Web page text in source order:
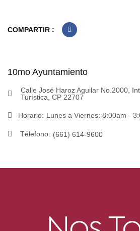
COMPARTIR :
10mo Ayuntamiento
Calle José Haroz Aguilar No.2000,
Turística, CP 22707
Horario: Lunes a Viernes: 8:00am -
Télefono: (661) 614-9600